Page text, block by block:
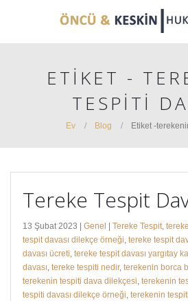
ETIKET -
TESPITI
Ev Blog Etiket -
Tereke Tespit
13 Şubat 2023 | Genel | Tereke Tespit
tespit davası dilekçe örneği tereke tespit
davası ücreti tereke tespit davası yargıtay
davası tereke tespiti nedir, terekenin borca
terekenin tespiti dava dilekçesi terekenin
tespiti davası dilekçe örneği terekenin